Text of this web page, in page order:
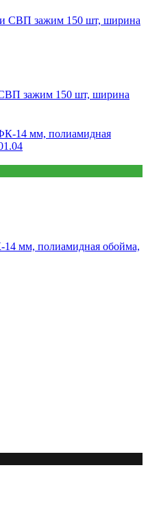
зажим 150 шт, ширина
мм, полиамидная обойма,